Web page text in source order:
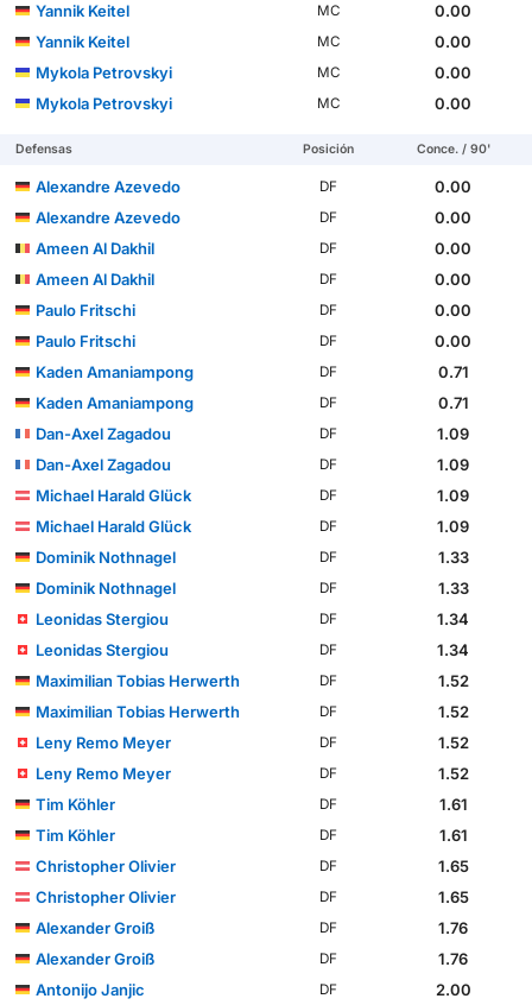
Yannik Keitel
MC
0.00
Yannik Keitel
MC
0.00
Mykola Petrovskyi
MC
0.00
Mykola Petrovskyi
MC 0.00
Defensas Posición Conce. / 90'
Alexandre Azevedo DF
0.00
Alexandre Azevedo
DF
0.00
Ameen Al Dakhil
DF
0.00
Ameen Al Dakhil
DF
0.00
Paulo Fritschi
DF
0.00
Paulo Fritschi
DF
0.00
Kaden Amaniampong
DF
0.71
Kaden Amaniampong
DF
0.71
Dan-Axel Zagadou
DF
1.09
Dan-Axel Zagadou
DF
1.09
Michael Harald Glück
DF
1.09
Michael Harald Glück
DF
1.09
Dominik Nothnagel
DF
1.33
Dominik Nothnagel
DF
1.33
Leonidas Stergiou
DF
1.34
Leonidas Stergiou
DF
1.34
Maximilian Tobias Herwerth
DF
1.52
Maximilian Tobias Herwerth
DF
1.52
Leny Remo Meyer
DF
1.52
Leny Remo Meyer
DF
1.52
Tim Köhler
DF
1.61
Tim Köhler
DF
1.61
Christopher Olivier
DF
1.65
Christopher Olivier
DF
1.65
Alexander Groiß
DF
1.76
Alexander Groiß
DF
1.76
Antonijo Janjic
DF
2.00